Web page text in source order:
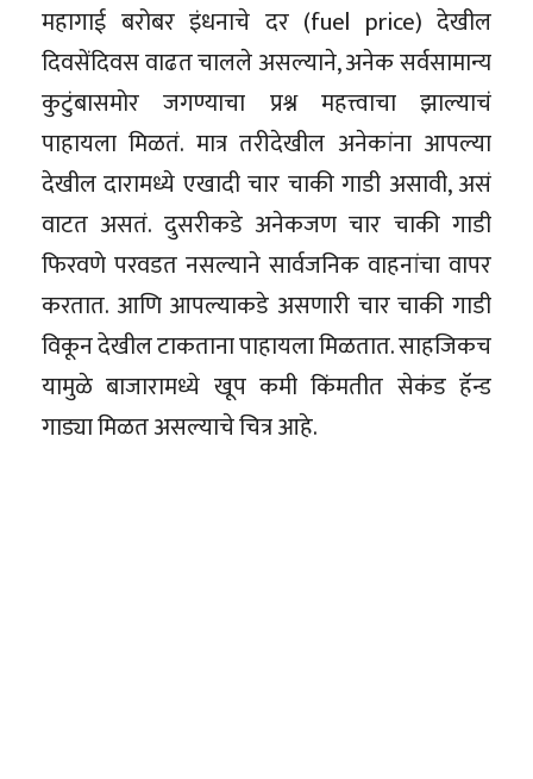
महागाई बरोबर इंधनाचे दर (fuel price) देखील
दिवसेंदिवस वाढत चालले असल्याने, अनेक सर्वसामान्य
कुटुंबासमोर जगण्याचा प्रश्न महत्त्वाचा झाल्याचं
पाहायला मिळतं. मात्र तरीदेखील अनेकांना आपल्या
देखील दारामध्ये एखादी चार चाकी गाडी असावी, असं
वाटत असतं. दुसरीकडे अनेकजण चार चाकी गाडी
फिरवणे परवडत नसल्याने सार्वजनिक वाहनांचा वापर
करतात. आणि आपल्याकडे असणारी चार चाकी गाडी
विकून देखील टाकताना पाहायला मिळतात. साहजिकच
यामुळे बाजारामध्ये खूप कमी किंमतीत सेकंड हॅन्ड
गाड्या मिळत असल्याचे चित्र आहे.